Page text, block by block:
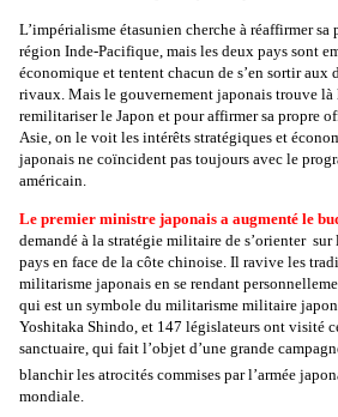
L’impérialisme étasunien cherche à réaffirmer
région Inde-Pacifique, mais les deux pays sont
économique et tentent chacun de s’en sortir aux
rivaux. Mais le gouvernement japonais trouve
remilitariser le Japon et pour affirmer sa propre
Asie, on le voit les intérêts stratégiques et
japonais ne coïncident pas toujours avec le
américain.
Le premier ministre japonais a augmenté le
demandé à la stratégie militaire de s’orienter sur
pays en face de la côte chinoise. Il ravive les
militarisme japonais en se rendant
qui est un symbole du militarisme militaire
Yoshitaka Shindo, et 147 législateurs ont visité
sanctuaire, qui fait l’objet d’une grande
blanchir les atrocités commises par l’armée
mondiale.